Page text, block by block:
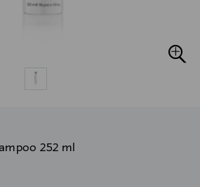
252 ml